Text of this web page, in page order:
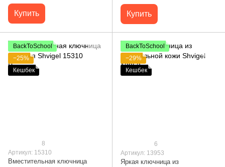
Купить Купить
BackToSchool
−25%
Кешбек
8
Артикул: 15310
Вместительная ключница
BackToSchool
−29%
Кешбек
6
Артикул: 13953
Яркая ключница из